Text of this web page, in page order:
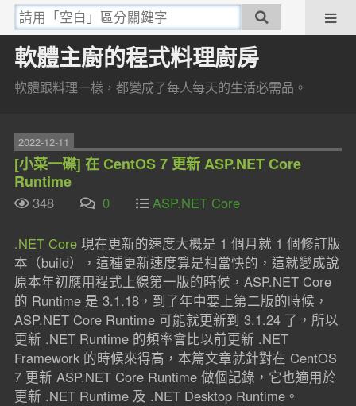
軟體主廚的程式料理廚房
軟體跟料理一樣，都變成了每人每天的生活必需品。
2022-12-11
[小菜一碟] 在 CentOS 7 更新 ASP.NET Core
Runtime
348 0 ASP.NET Core
.NET Core現在更新的速度大概是 1 個月就 1 個修訂版
本（build），這種更新速度算是相當快的，這就變成說
原本年初應用程式上線第一版的時候，ASP.NET Core
的 Runtime 是 3.1.18，到了年中要上第二版的時候，
ASP.NET Core Runtime 可能就更新到 3.1.24 了，所以
更新 .NET Runtime 的頻率會比以前更新 .NET
Framework 的時候來得高，本篇文章就針對在 CentOS
7 更新 ASP.NET Core Runtime 做個記錄，它也適用於
更新 .NET Runtime 及 .NET Desktop Runtime。